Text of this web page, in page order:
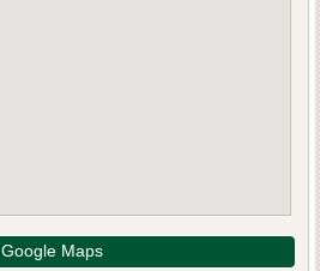
Google Maps